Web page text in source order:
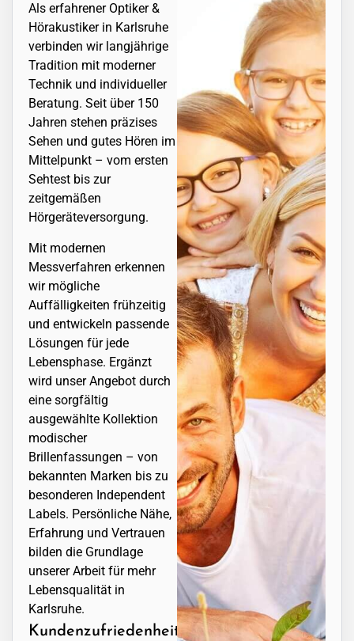
Als erfahrener Optiker &
Hörakustiker in Karlsruhe
verbinden wir langjährige
Tradition mit moderner
Technik und individueller
Beratung. Seit über 150
Jahren stehen präzises
Sehen und gutes Hören im
Mittelpunkt – vom ersten
Sehtest bis zur
zeitgemäßen
Hörgeräteversorgung.
Mit modernen
Messverfahren erkennen
wir mögliche
Auffälligkeiten frühzeitig
und entwickeln passende
Lösungen für jede
Lebensphase. Ergänzt
wird unser Angebot durch
eine sorgfältig
ausgewählte Kollektion
modischer
Brillenfassungen – von
bekannten Marken bis zu
besonderen Independent
Labels. Persönliche Nähe,
Erfahrung und Vertrauen
bilden die Grundlage
unserer Arbeit für mehr
Lebensqualität in
Karlsruhe.
Kundenzufriedenheit